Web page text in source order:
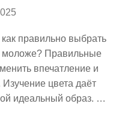
правильно выбрать
моложе? Правильные
впечатление и
цвета даёт
идеальный образ. В